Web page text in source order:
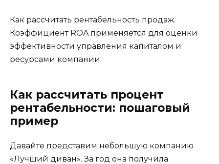
Как рассчитать рентабельность продаж.
Коэффициент ROA применяется для оценки
эффективности управления капиталом и
ресурсами компании.
Как рассчитать процент
рентабельности: пошаговый
пример
Давайте представим небольшую компанию
«Лучший диван». За год она получила